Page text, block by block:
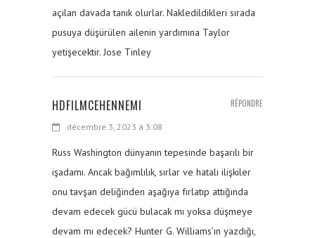
açılan davada tanık olurlar. Nakledildikleri sırada
pusuya düşürülen ailenin yardımına Taylor
yetişecektir. Jose Tinley
HDFILMCEHENNEMI
décembre 3, 2023 à 3:08
Russ Washington dünyanın tepesinde başarılı bir
işadamı. Ancak bağımlılık, sırlar ve hatalı ilişkiler
onu tavşan deliğinden aşağıya fırlatıp attığında
devam edecek gücü bulacak mı yoksa düşmeye
devam mı edecek? Hunter G. Williams’ın yazdığı,
RÉPONDRE